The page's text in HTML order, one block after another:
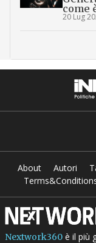
come
20 Lug
About Autori
Nextwork360è il più